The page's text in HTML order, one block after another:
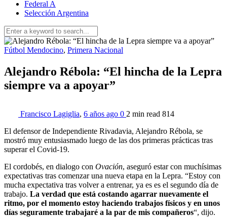
Federal A
Selección Argentina
Fútbol Mendocino, Primera Nacional
Alejandro Rébola: “El hincha de la Lepra
siempre va a apoyar”
Francisco Lagiglia, 6 años ago 0 2 min read 814
El defensor de Independiente Rivadavia, Alejandro Rébola, se
mostró muy entusiasmado luego de las dos primeras prácticas tras
superar el Covid-19.
El cordobés, en dialogo con Ovación, aseguró estar con muchísimas
expectativas tras comenzar una nueva etapa en la Lepra. “Estoy con
mucha expectativa tras volver a entrenar, ya es es el segundo día de
trabajo. La verdad que está costando agarrar nuevamente el
ritmo, por el momento estoy haciendo trabajos físicos y en unos
días seguramente trabajaré a la par de mis compañeros“, dijo.